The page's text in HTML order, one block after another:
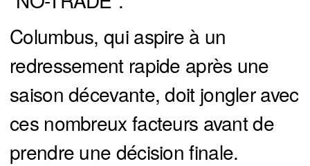
Columbus, qui aspire à un
redressement rapide après une
saison décevante, doit jongler avec
ces nombreux facteurs avant de
prendre une décision finale.